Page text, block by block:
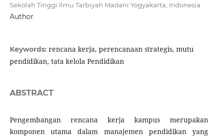
Sekolah Tinggi Ilmu Tarbiyah Madani Yogyakarta, Indonesia
Author
Keywords: rencana kerja, perencanaan strategis, mutu
pendidikan, tata kelola Pendidikan
ABSTRACT
Pengembangan rencana kerja kampus merupakan
komponen utama dalam manajemen pendidikan yang